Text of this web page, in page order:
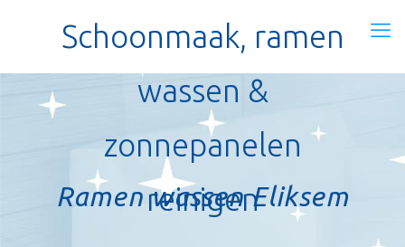
Schoonmaak, ramen
wassen &
zonnepanelen
reinigen
Ramen wassen Eliksem